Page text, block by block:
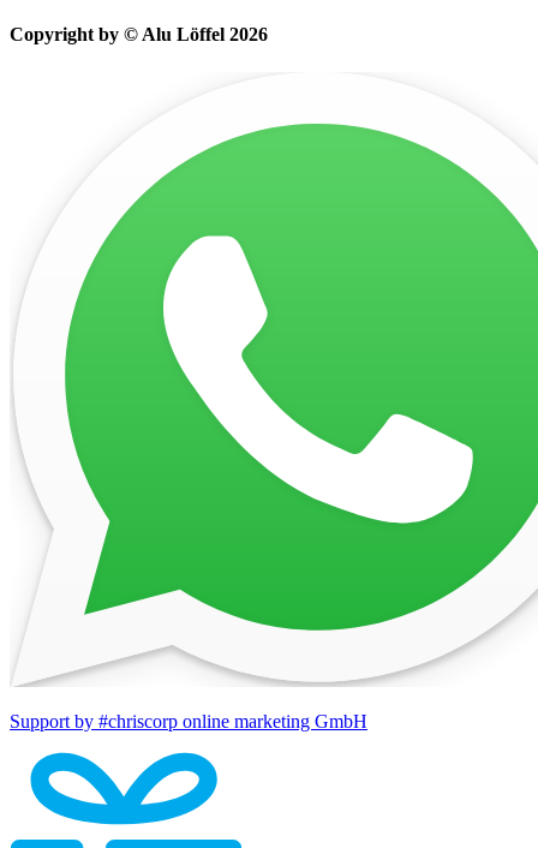
Copyright by © Alu Löffel 2026
Support by #chriscorp online marketing GmbH